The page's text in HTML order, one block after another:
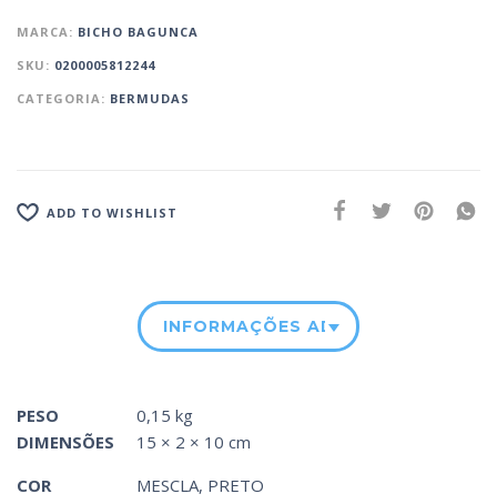
MARCA: BICHO BAGUNCA
SKU: 0200005812244
CATEGORIA: BERMUDAS
ADD TO WISHLIST
INFORMAÇÕES ADICIONAIS
PESO
0,15 kg
DIMENSÕES
15 × 2 × 10 cm
COR
MESCLA, PRETO